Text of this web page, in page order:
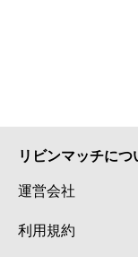
リビンマッチにつ
運営会社
利用規約